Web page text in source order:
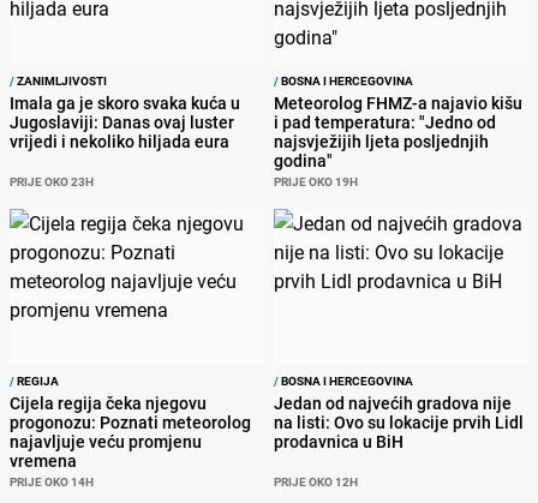
/ZANIMLJIVOSTI
Imala ga je skoro svaka kuća u
Jugoslaviji: Danas ovaj luster
vrijedi i nekoliko hiljada eura
PRIJE OKO 23H
/BOSNA I HERCEGOVINA
Meteorolog FHMZ-a najavio kišu
i pad temperatura: "Jedno od
najsvježijih ljeta posljednjih
godina"
PRIJE OKO 19H
/REGIJA
Cijela regija čeka njegovu
progonozu: Poznati meteorolog
najavljuje veću promjenu
vremena
PRIJE OKO 14H
/BOSNA I HERCEGOVINA
Jedan od najvećih gradova nije
na listi: Ovo su lokacije prvih Lidl
prodavnica u BiH
PRIJE OKO 12H